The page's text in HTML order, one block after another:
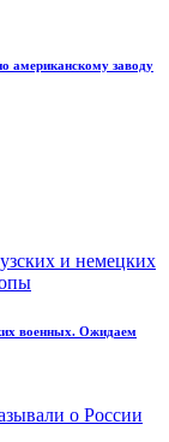
американскому заводу
военных. Ожидаем